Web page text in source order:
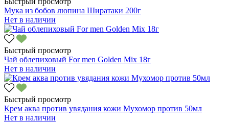
Мука из бобов люпина Ширатаки 200г
Нет в наличии
Быстрый просмотр
Чай облепиховый For men Golden Mix 18г
Нет в наличии
Быстрый просмотр
Крем аква против увядания кожи Мухомор против 50мл
Нет в наличии